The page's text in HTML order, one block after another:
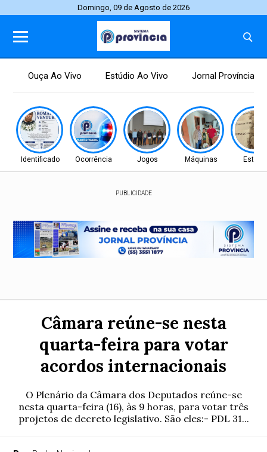
Domingo, 09 de Agosto de 2026
Ouça Ao Vivo Estúdio Ao Vivo Jornal Província
Identificado Ocorrência Jogos Máquinas Estudo
PUBLICIDADE
Câmara reúne-se nesta
quarta-feira para votar
acordos internacionais
O Plenário da Câmara dos Deputados reúne-se
nesta quarta-feira (16), às 9 horas, para votar três
projetos de decreto legislativo. São eles:- PDL 31...